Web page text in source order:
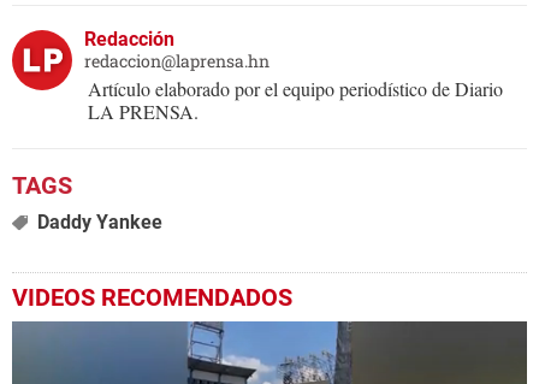
Redacción
redaccion@laprensa.hn
Artículo elaborado por el equipo periodístico de Diario
LA PRENSA.
Daddy Yankee
VIDEOS RECOMENDADOS